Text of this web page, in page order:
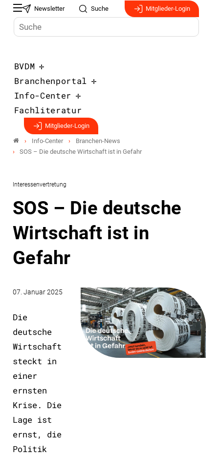
Newsletter Suche Mitglieder-Login
BVDM
Branchenportal
Info-Center
Fachliteratur
Mitglieder-Login
Info-Center
Branchen-News
SOS – Die deutsche Wirtschaft ist in Gefahr
Interessenvertretung
SOS – Die deutsche
Wirtschaft ist in
Gefahr
07. Januar 2025
Die
deutsche
Wirtschaft
steckt in
einer
ernsten
Krise. Die
Lage ist
ernst, die
Politik